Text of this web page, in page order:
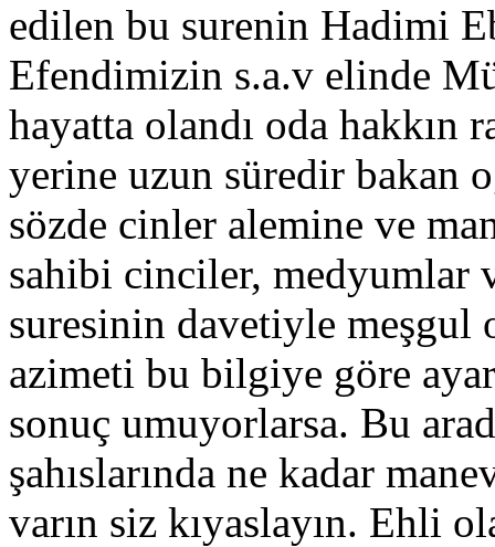
edilen bu surenin Hadimi
Efendimizin s.a.v elinde
hayatta olandı oda hakkın
yerine uzun süredir bakan
sözde cinler alemine ve
sahibi cinciler, medyumlar
suresinin davetiyle
azimeti bu bilgiye göre
sonuç umuyorlarsa. Bu
şahıslarında ne kadar
varın siz kıyaslayın. Ehli